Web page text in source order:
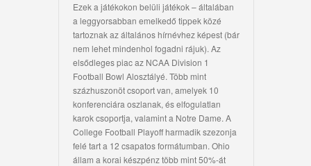
Ezek a játékokon belüli játékok – általában
a leggyorsabban emelkedő tippek közé
tartoznak az általános hírnévhez képest (bár
nem lehet mindenhol fogadni rájuk). Az
elsődleges piac az NCAA Division 1
Football Bowl Alosztályé. Több mint
százhuszonöt csoport van, amelyek 10
konferenciára oszlanak, és elfogulatlan
karok csoportja, valamint a Notre Dame. A
College Football Playoff harmadik szezonja
felé tart a 12 csapatos formátumban. Ohio
állam a korai készpénz több mint 50%-át